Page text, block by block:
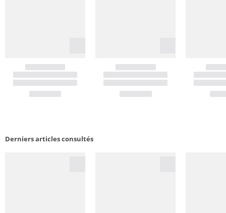
Derniers articles consultés